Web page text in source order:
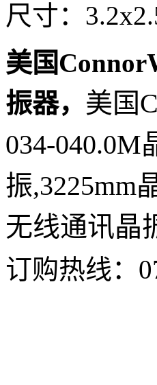
尺寸：
美国
振器， 美国
034-040.0M
振,3225mm
无线通讯晶
订购热线：